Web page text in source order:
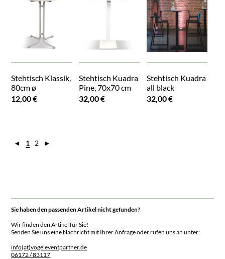
Stehtisch Klassik,
80cm ø
12,00 €
Stehtisch Kuadra
Pine, 70x70 cm
32,00 €
Stehtisch Kuadra
all black
32,00 €
◄ 1 2 ►
Sie haben den passenden Artikel nicht gefunden?
Wir finden den Artikel für Sie!
Senden Sie uns eine Nachricht mit Ihrer Anfrage oder rufen uns an unter:
info(at)vogeleventpartner.de
06172 / 83117